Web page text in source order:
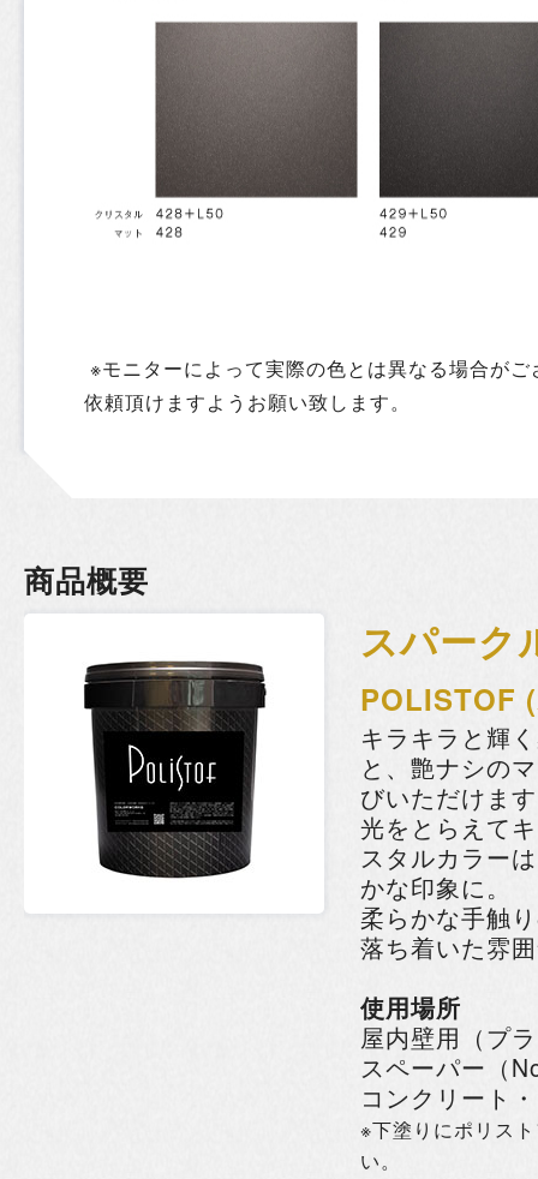
※モニターによって実際の色とは異なる場合が
依頼頂けますようお願い致します。
商品概要
スパーク
POLISTOF
キラキラと輝
と、艶ナシの
びいただけま
光をとらえて
スタルカラー
かな印象に。
柔らかな手触
落ち着いた雰
使用場所
屋内壁用（プ
スペーパー（
コンクリート
※下塗りにポリス
い。